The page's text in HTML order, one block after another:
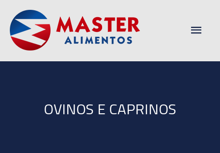
OVINOS E CAPRINOS